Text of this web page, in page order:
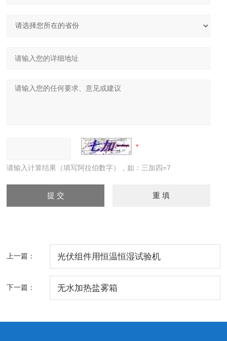
请输入计算结果（填写阿拉伯数字），如：三加四=7
上一篇： 光伏组件用恒温恒湿试验机
下一篇： 无水加热盐雾箱